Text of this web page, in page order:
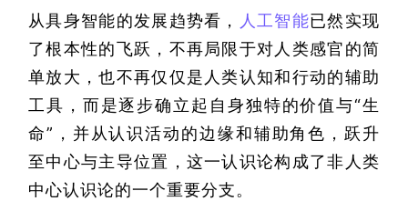
从具身智能的发展趋势看， 人工智能已然实现
了根本性的飞跃，不再局限于对人类感官的简
单放大，也不再仅仅是人类认知和行动的辅助
工具，而是逐步确立起自身独特的价值与“生
命”，并从认识活动的边缘和辅助角色，跃升
至中心与主导位置，这一认识论构成了非人类
中心认识论的一个重要分支。